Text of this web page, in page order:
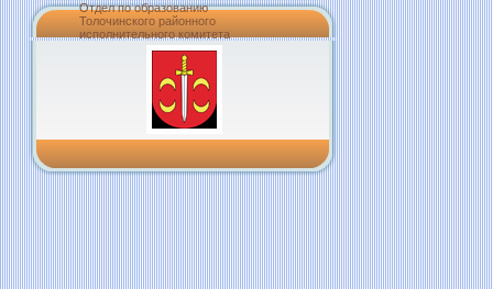
Отдел по образованию
Толочинского районного
исполнительного комитета